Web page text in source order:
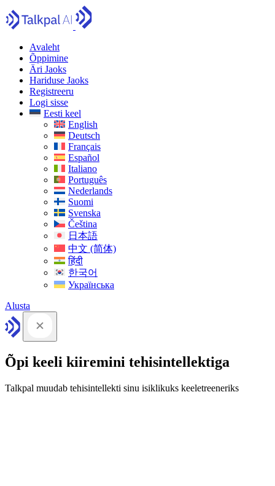
Avaleht
Õppimine
Äri Jaoks
Hariduse Jaoks
Registreeru
Logi sisse
Eesti keel
English
Deutsch
Français
Español
Italiano
Português
Nederlands
Suomi
Svenska
Čeština
日本語
中文 (简体)
हिंदी
한국어
Українська
Alusta
Õpi keeli kiiremini tehisintellektiga
Talkpal muudab tehisintellekti sinu isiklikuks keeletreeneriks